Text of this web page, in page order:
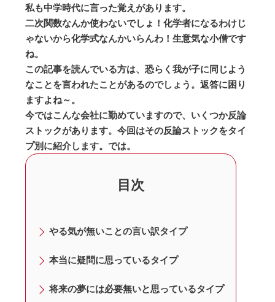
私も中学時代に言った覚えがあります。
二次関数なんか使わないでしょ！化学者になるわけじ
ゃないから化学式なんかいらんわ！生意気な小僧です
ね。
この記事を読んでいる方は、恐らく我が子に同じよう
なことを言われたことがあるのでしょう。返答に困り
ますよね～。
今ではこんな会社に勤めていますので、いくつか反論
ストックがあります。今回はその反論ストックをタイ
プ別に紹介します。では。
目次
やる気が無いことの言い訳タイプ
本当に疑問に思っているタイプ
将来の夢には必要無いと思っているタイプ